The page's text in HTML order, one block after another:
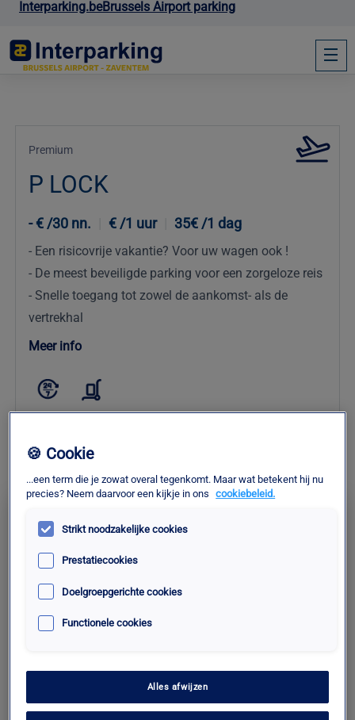
Interparking.beBrussels Airport parking
Premium
P LOCK
€ /30 nn. € /1 uur 35€ /1 dag
Een risicovrije vakantie? Voor uw wagen ook !
De meest beveiligde parking voor een zorgeloze reis
Snelle toegang tot zowel de aankomst- als de
vertrekhal
Meer info
Controleer de beschikbaarheid
Premium
P1 VIP
48€ /1 dag. | 138€ /3 dagen
Geniet van een zorgeloze en luxueuze
luchthaven.
Optioneel: Professionele carwash binnen en buiten
🍪 Cookie
...een term die je zowat overal tegenkomt. Maar wat betekent hij nu
precies? Neem daarvoor een kijkje in ons
cookiebeleid.
Strikt noodzakelijke cookies
Prestatiecookies
Doelgroepgerichte cookies
Functionele cookies
Alles afwijzen